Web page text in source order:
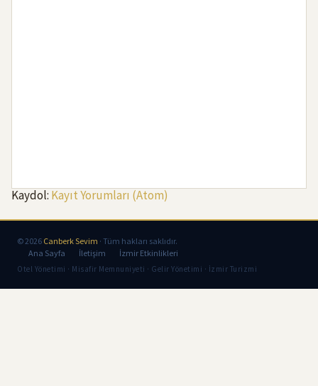
Kaydol: Kayıt Yorumları (Atom)
© 2026 Canberk Sevim · Tüm hakları saklıdır.
Ana Sayfa
İletişim İzmir Etkinlikleri
Otel Yönetimi · Misafir Memnuniyeti · Gelir Yönetimi · İzmir Turizmi